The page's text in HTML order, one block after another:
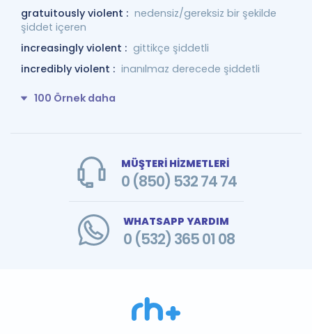
gratuitously violent : nedensiz/gereksiz bir şekilde
şiddet içeren
increasingly violent : gittikçe şiddetli
incredibly violent : inanılmaz derecede şiddetli
100 Örnek daha
MÜŞTERİ HİZMETLERİ
0 (850) 532 74 74
WHATSAPP YARDIM
0 (532) 365 01 08